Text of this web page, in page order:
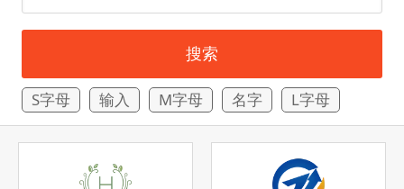
搜索
S字母 输入 M字母 名字 L字母